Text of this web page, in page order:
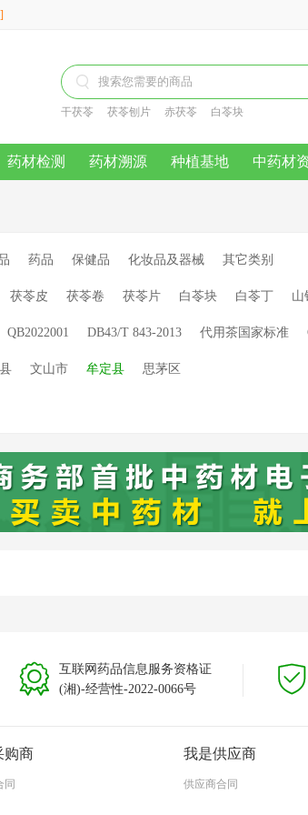

干茯苓 茯苓刨片 赤茯苓 白苓块
药材检测 药材溯源 种植基地 中药材
药品 保健品 化妆品及器械 其它类别
茯苓皮 茯苓卷 茯苓片 白苓块 白苓丁 山
QB2022001 DB43/T 843-2013 代用茶国家标准
文山市 牟定县 思茅区
互联网药品信息服务资格证
(湘)-经营性-2022-0066号
购商
同
我是供应商
供应商合同